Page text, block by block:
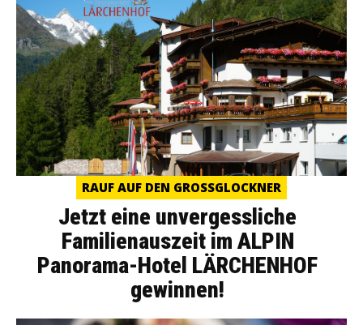
RAUF AUF DEN GROSSGLOCKNER
Jetzt eine unvergessliche
Familienauszeit im ALPIN
Panorama-Hotel LÄRCHENHOF
gewinnen!